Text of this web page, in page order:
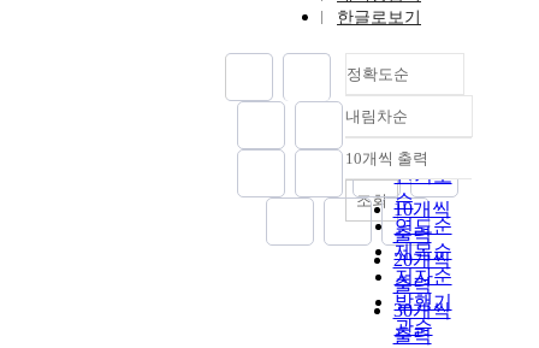
한글로보기
정확도순
정확도
순
인기도
순
연도순
제목순
저자순
발행기
관순
내림차순
내림차순
10개씩 출력
10개씩
출력
20개씩
출력
30개씩
출력
조회